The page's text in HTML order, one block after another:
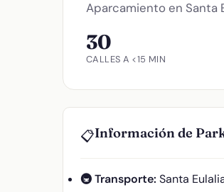
Aparcamiento en Santa
30
CALLES A <15 MIN
📋Información de
🚇 Transporte: Santa